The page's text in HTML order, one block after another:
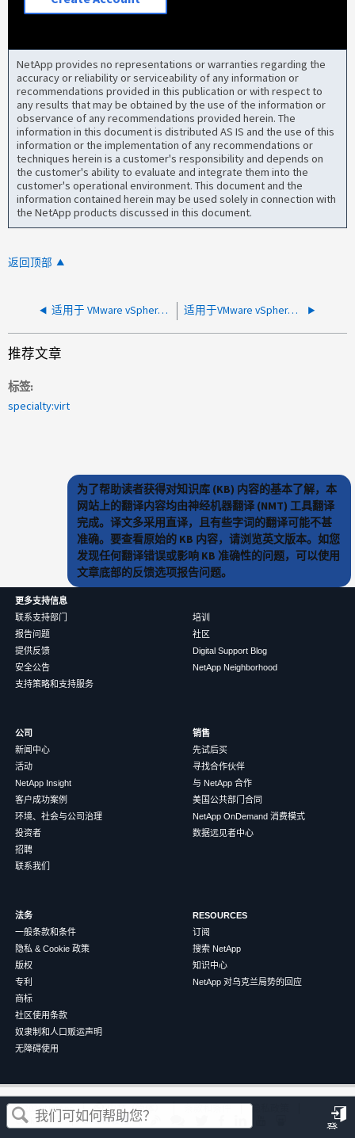
登
NetApp provides no representations or warranties regarding the
accuracy or reliability or serviceability of any information or
recommendations provided in this publication or with respect to
any results that may be obtained by the use of the information or
observance of any recommendations provided herein. The
information in this document is distributed AS IS and the use of this
information or the implementation of any recommendations or
techniques herein is a customer's responsibility and depends on
the customer's ability to evaluate and integrate them into the
customer's operational environment. This document and the
information contained herein may be used solely in connection with
the NetApp products discussed in this document.
返回顶部
适用于 VMware vSphere 的ONTAP工具：无法为 OTV 设置新的 NTP 服务器 适用于VMware vSphere的ONTAP工具：续订ONTAP CA签名证书后、无法将存储系统添加到OTV
这篇文章对您有帮助吗？
推荐文章
标签
specialty:virt
为了帮助读者获得对知识库 (KB) 内容的基本了解，本
网站上的翻译内容均由神经机器翻译 (NMT) 工具翻译
完成。译文多采用直译，且有些字词的翻译可能不甚
准确。要查看原始的 KB 内容，请浏览英文版本。如您
发现任何翻译错误或影响 KB 准确性的问题，可以使用
文章底部的反馈选项报告问题。
更多支持信息
联系支持部门
报告问题
提供反馈
安全公告
支持策略和支持服务
培训
社区
Digital Support Blog
NetApp Neighborhood
公司
新闻中心
活动
NetApp Insight
客户成功案例
环境、社会与公司治理
投资者
招聘
联系我们
销售
先试后买
寻找合作伙伴
与 NetApp 合作
美国公共部门合同
NetApp OnDemand 消费模式
数据远见者中心
法务
一般条款和条件
隐私 & Cookie 政策
版权
专利
商标
社区使用条款
奴隶制和人口贩运声明
无障碍使用
RESOURCES
订阅
搜索 NetApp
知识中心
NetApp 对乌克兰局势的回应
©2026NetApp 中文（简体） 条款和条件
隐私政策
Cookie 政策
Cookie 设置